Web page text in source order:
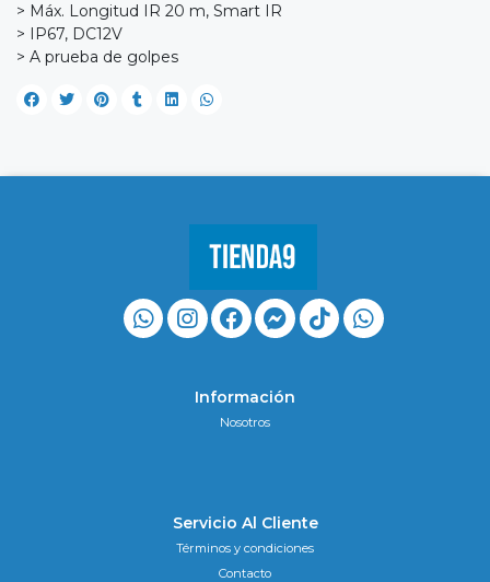
> Máx. Longitud IR 20 m, Smart IR
> IP67, DC12V
> A prueba de golpes
Información
Nosotros
Servicio Al Cliente
Términos y condiciones
Contacto